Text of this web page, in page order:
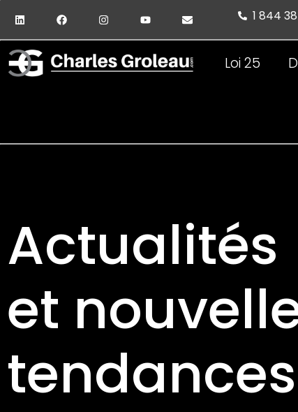
1 844
Loi 25
Actualités
et
tendances